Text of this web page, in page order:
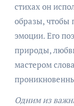
стихах он
образы, чтобы
эмоции. Его
природы,
мастером
Одним из